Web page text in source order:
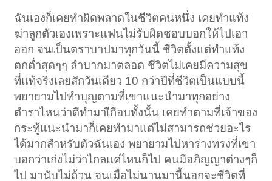
ฉันเองก็เคยทำผิดพลาดในชีวิตคนหนึ่ง เคยทำแท้ง
ฆ่าลูกตัวเองเพราะแฟนไม่รับผิดชอบบอกให้ไปเอา
ออก จนเป็นตราบาปมาทุกวันนี้ ชีวิตตั้งแต่ทำแท้ง
ตกต่ำสุดๆๆ ลำบากมาตลอด ชีวิตไม่เคยมีความสุข
ที่แท้จริงเลยสักวันเดียว 10 กว่าปีที่ชีวิตเป็นแบบนี้
พยายามไปทำบุญตามที่เขาแนะนำมาทุกอย่าง
ตำราไหนว่าดีทำมาเืกือบทั้งนั้น เคยทำตามที่เจ้าของ
กระทู้แนะนำมาก็เคยทำมาแต่ไม่สามารถช่วยอะไร
ได้มากสำหรับตัวฉันเอง พยายามไปหาร่างทรงที่เขา
บอกว่าเก่งไม่ว่าไกลแค่ไหนก็ไป คนมีอภิญญาต่างๆก็
ไป มานับไม่ถ้วน จนเมื่อไม่นานมานี้นอกจะชีวิตที่